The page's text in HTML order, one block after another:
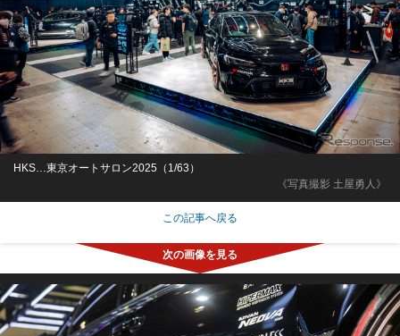
《写真撮影 土屋勇人》
HKS…東京オートサロン2025（1/63）
この記事へ戻る